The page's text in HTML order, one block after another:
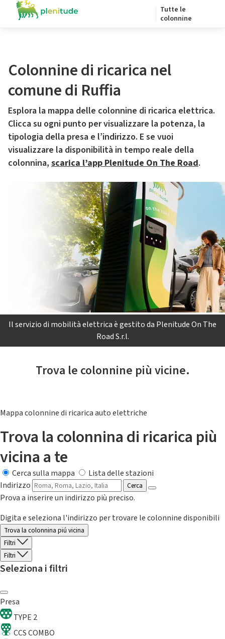
Tutte le
colonnine
Colonnine di ricarica nel
comune di Ruffia
Esplora la mappa delle colonnine di ricarica elettrica.
Clicca su ogni punto per visualizzare la potenza, la
tipologia della presa e l’indirizzo. E se vuoi
visualizzare la disponibilità in tempo reale della
colonnina, scarica l’app Plenitude On The Road.
Il servizio di mobilità elettrica è gestito da Plenitude On The
Road S.r.l.
Trova le colonnine più vicine.
Mappa colonnine di ricarica auto elettriche
Trova la colonnina di ricarica più
vicina a te
Cerca sulla mappa
Lista delle stazioni
Indirizzo
Cerca
Prova a inserire un indirizzo più preciso.
Digita e seleziona l'indirizzo per trovare le colonnine disponibili
Trova la colonnina piú vicina
Filtri
Filtri
Seleziona i filtri
Presa
TYPE 2
CCS COMBO